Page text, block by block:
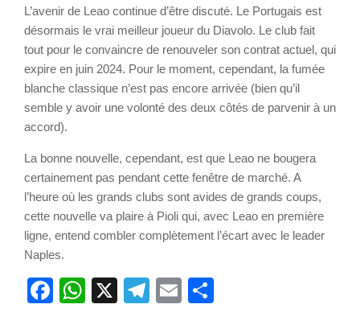
L’avenir de Leao continue d’être discuté. Le Portugais est
désormais le vrai meilleur joueur du Diavolo. Le club fait
tout pour le convaincre de renouveler son contrat actuel, qui
expire en juin 2024. Pour le moment, cependant, la fumée
blanche classique n’est pas encore arrivée (bien qu’il
semble y avoir une volonté des deux côtés de parvenir à un
accord).
La bonne nouvelle, cependant, est que Leao ne bougera
certainement pas pendant cette fenêtre de marché. A
l’heure où les grands clubs sont avides de grands coups,
cette nouvelle va plaire à Pioli qui, avec Leao en première
ligne, entend combler complètement l’écart avec le leader
Naples.
Facebook
WhatsApp
X Telegram
Email